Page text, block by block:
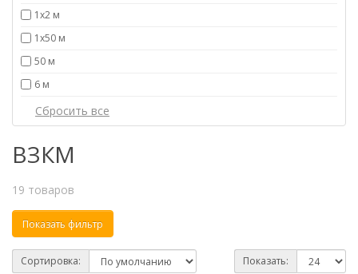
1х2 м
1х50 м
50 м
6 м
ВЗКМ
19 товаров
Показать фильтр
Сортировка: Показать: